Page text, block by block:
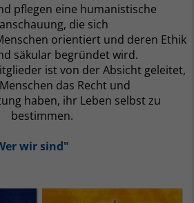
pflegen eine humanistische
die sich
orientiert und deren Ethik
säkular begründet wird.
ist von der Absicht geleitet,
das Recht und
haben, ihr Leben selbst zu
bestimmen.
wir sind"